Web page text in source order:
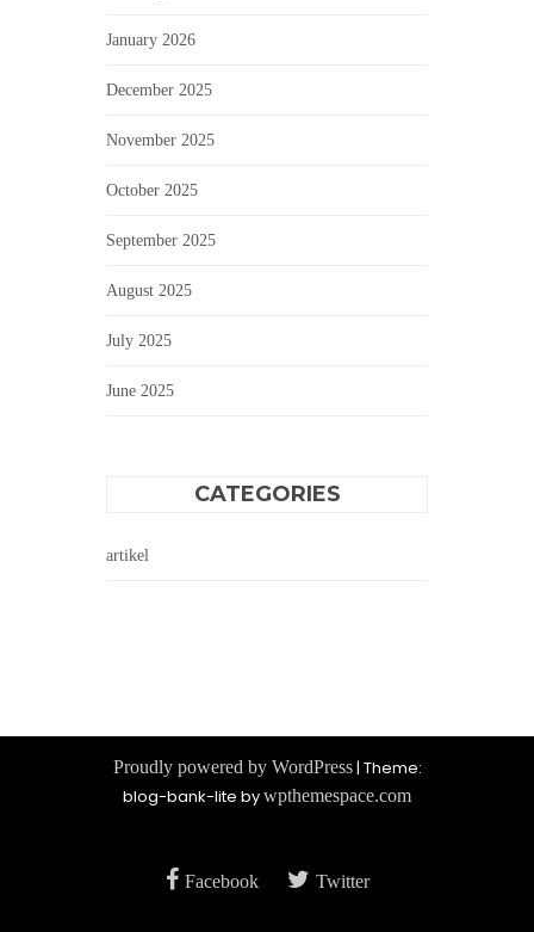
January 2026
December 2025
November 2025
October 2025
September 2025
August 2025
July 2025
June 2025
CATEGORIES
artikel
Proudly powered by WordPress | Theme:
blog-bank-lite bywpthemespace.com
Facebook Twitter